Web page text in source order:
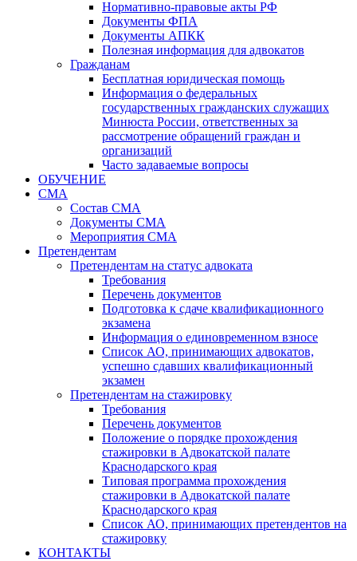
Нормативно-правовые акты РФ
Документы ФПА
Документы АПКК
Полезная информация для адвокатов
Гражданам
Бесплатная юридическая помощь
Информация о федеральных
государственных гражданских служащих
Минюста России, ответственных за
рассмотрение обращений граждан и
организаций
Часто задаваемые вопросы
ОБУЧЕНИЕ
СМА
Состав СМА
Документы СМА
Мероприятия СМА
Претендентам
Претендентам на статус адвоката
Требования
Перечень документов
Подготовка к сдаче квалификационного
экзамена
Информация о единовременном взносе
Список АО, принимающих адвокатов,
успешно сдавших квалификационный
экзамен
Претендентам на стажировку
Требования
Перечень документов
Положение о порядке прохождения
стажировки в Адвокатской палате
Краснодарского края
Типовая программа прохождения
стажировки в Адвокатской палате
Краснодарского края
Список АО, принимающих претендентов на
стажировку
КОНТАКТЫ